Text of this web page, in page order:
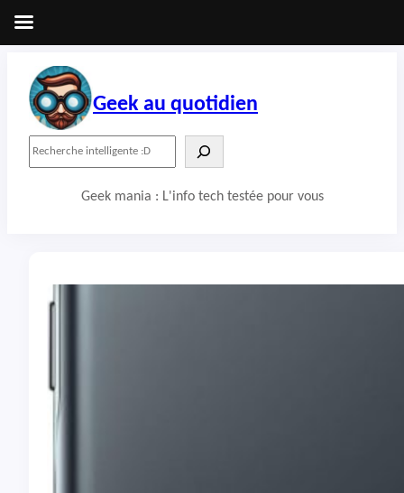
contenu
Geek au quotidien
Geek mania : L'info tech testée pour vous